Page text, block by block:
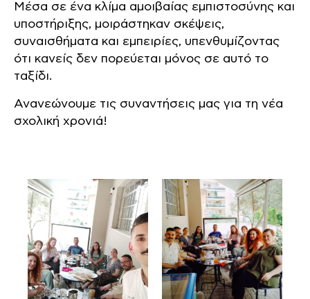
Μέσα σε ένα κλίμα αμοιβαίας εμπιστοσύνης και
υποστήριξης, μοιράστηκαν σκέψεις,
συναισθήματα και εμπειρίες, υπενθυμίζοντας
ότι κανείς δεν πορεύεται μόνος σε αυτό το
ταξίδι.
Ανανεώνουμε τις συναντήσεις μας για τη νέα
σχολική χρονιά!